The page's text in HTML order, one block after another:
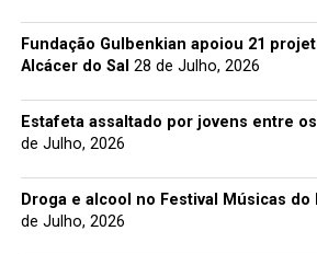
Fundação Gulbenkian apoiou 21
Alcácer do Sal 28 de Julho, 2026
Estafeta assaltado por jovens entre
de Julho, 2026
Droga e alcool no Festival Músicas do
de Julho, 2026